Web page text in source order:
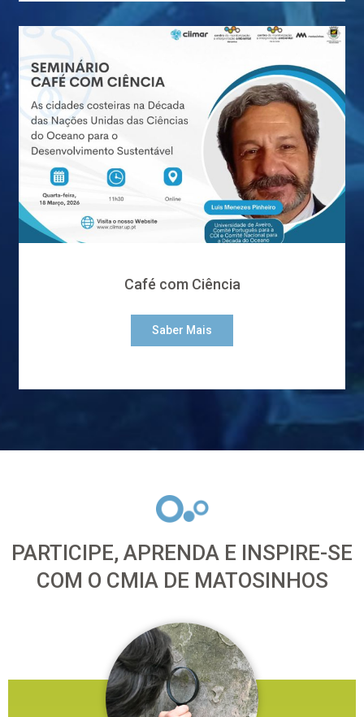
Café com Ciência
Saber Mais
PARTICIPE, APRENDA E INSPIRE-SE
COM O CMIA DE MATOSINHOS